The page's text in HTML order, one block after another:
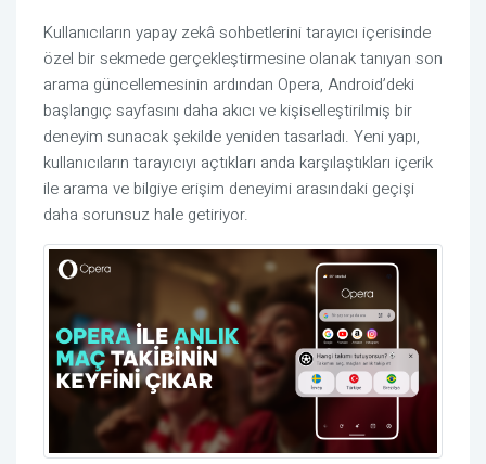
Kullanıcıların yapay zekâ sohbetlerini tarayıcı içerisinde
özel bir sekmede gerçekleştirmesine olanak tanıyan son
arama güncellemesinin ardından Opera, Android’deki
başlangıç sayfasını daha akıcı ve kişiselleştirilmiş bir
deneyim sunacak şekilde yeniden tasarladı. Yeni yapı,
kullanıcıların tarayıcıyı açtıkları anda karşılaştıkları içerik
ile arama ve bilgiye erişim deneyimi arasındaki geçişi
daha sorunsuz hale getiriyor.